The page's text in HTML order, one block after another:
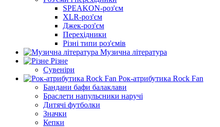
SPEAKON-роз'єм
XLR-роз'єм
Джек-роз'єм
Перехідники
Різні типи роз'ємів
Музична література
Різне
Сувеніри
Рок-атрибутика Rock Fan
Бандани бафи балаклави
Браслети напульсники наручі
Дитячі футболки
Значки
Кепки